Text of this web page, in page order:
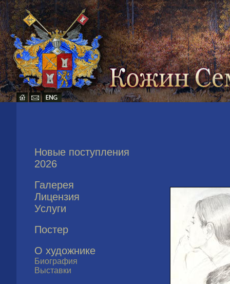
Новые поступления
2026
Галерея
Лицензия
Услуги
Постер
О художнике
Биография
Выставки